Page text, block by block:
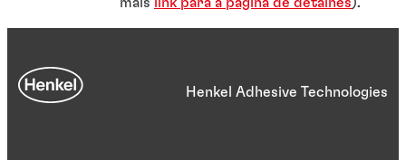
Henkel Adhesive Technologies